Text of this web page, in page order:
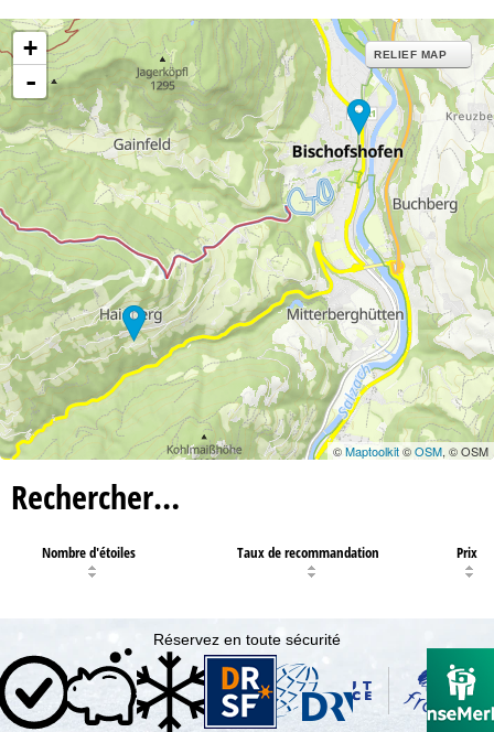
+
-
RELIEF MAP
©Maptoolkit©OSM, © OSM
Rechercher…
Nombre d'étoiles Taux de recommandation Prix
Réservez en toute sécurité